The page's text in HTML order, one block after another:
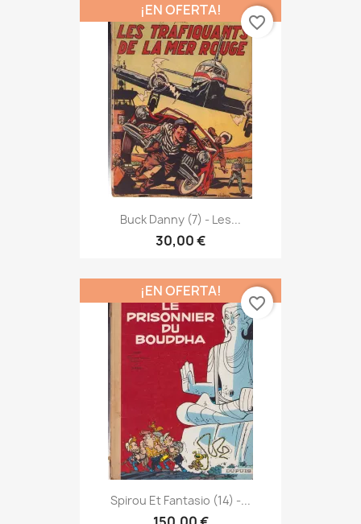
Buck Danny (7) - Les...
30,00 €
¡EN OFERTA!
favorite_border
Spirou Et Fantasio (14) -...
¡EN OFERTA!
favorite_border